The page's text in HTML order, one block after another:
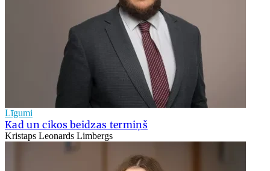
Līgumi
Kad un cikos beidzas termiņš
Kristaps Leonards Limbergs